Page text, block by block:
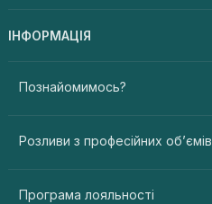
ІНФОРМАЦІЯ
Познайомимось?
Розливи з професійних об’ємів
Програма лояльності